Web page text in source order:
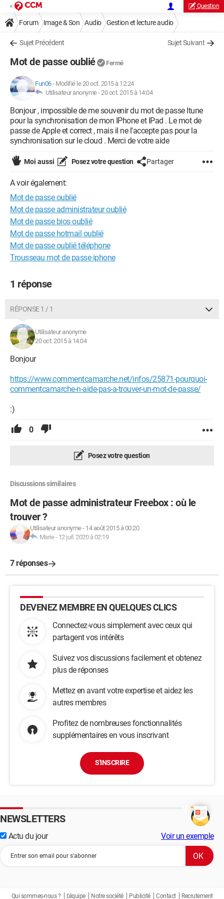
Question
Forum Image & Son Audio Gestion et lecture audio
Sujet Précédent Sujet Suivant
Mot de passe oublié Fermé
Fun06- Modifié le 20 oct. 2015 à 12:24
Utilisateur anonyme -20 oct. 2015 à 14:04
Bonjour , impossible de me souvenir du mot de passe Itune
pour la synchronisation de mon IPhone et IPad . Le mot de
passe de Apple et correct , mais il ne l'accepte pas pour la
synchronisation sur le cloud . Merci de votre aide
Moi aussi Posez votre question Partager
A voir également:
Mot de passe oublié
Mot de passe administrateur oublié
Mot de passe bios oublié
Mot de passe hotmail oublié
Mot de passe oublié téléphone
Trousseau mot de passe iphone
1 réponse
RÉPONSE 1 / 1
Utilisateur anonyme
20 oct. 2015 à 14:04
Bonjour
https://www.commentcamarche.net/infos/25871-pourquoi-
commentcamarche-n-aide-pas-a-trouver-un-mot-de-passe/
:)
0
Posez votre question
Discussions similaires
Mot de passe administrateur Freebox : où le
trouver ?
Utilisateur anonyme- 14 août 2015 à 00:20
Marie- 12 juil. 2020 à 02:19
7 réponses
DEVENEZ MEMBRE EN QUELQUES CLICS
Connectez-vous simplement avec ceux qui
partagent vos intérêts
Suivez vos discussions facilement et obtenez
plus de réponses
Mettez en avant votre expertise et aidez les
autres membres
Profitez de nombreuses fonctionnalités
supplémentaires en vous inscrivant
S'INSCRIRE
NEWSLETTERS
Actu du jour Voir un exemple
Qui sommes-nous ? L'équipe Notre société Publicité Contact Recrutement